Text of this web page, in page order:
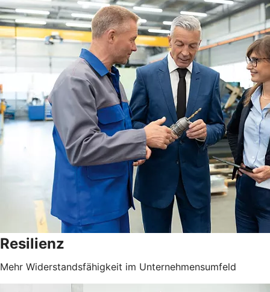
Resilienz
Mehr Widerstandsfähigkeit im Unternehmensumfeld